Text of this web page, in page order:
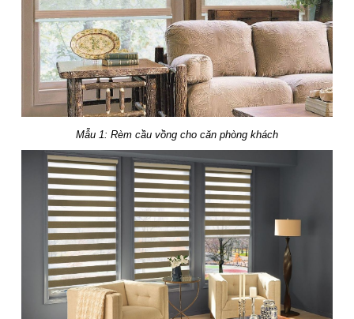
Mẫu 1: Rèm cầu vồng cho căn phòng khách